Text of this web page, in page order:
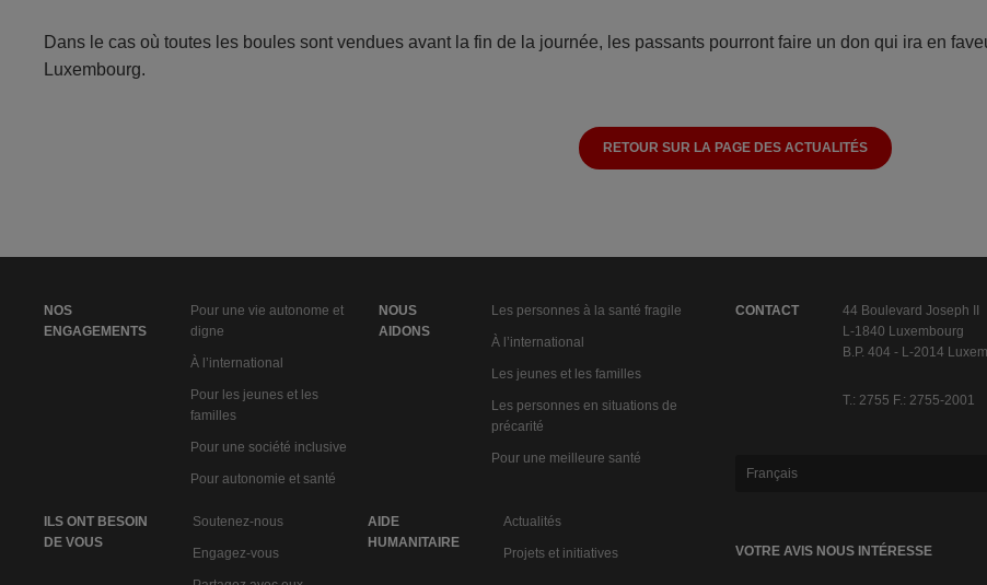
Dans le cas où toutes les boules sont vendues avant la fin de la journée, les passants pourront faire un don qui ira en
Luxembourg.
RETOUR SUR LA PAGE DES ACTUALITÉS
NOS
ENGAGEMENTS
Pour une vie autonome et
digne
À l’international
Pour les jeunes et les
familles
Pour une société inclusive
Pour autonomie et santé
NOUS
AIDONS
Les personnes à la santé fragile
À l’international
Les jeunes et les familles
Les personnes en situations de
précarité
Pour une meilleure santé
ILS ONT BESOIN
DE VOUS
Soutenez-nous
Engagez-vous
AIDE
HUMANITAIRE
Actualités
Projets et initiatives
CONTACT
44 Boulevard Joseph II
L-1840 Luxembourg
B.P. 404 - L-2014
T.: 2755 F.: 2755-2001
Français
VOTRE AVIS NOUS INTÉRESSE